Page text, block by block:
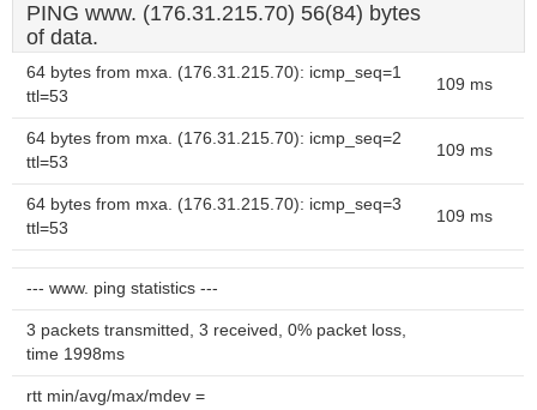
PING www. (176.31.215.70) 56(84) bytes
of data.
64 bytes from mxa. (176.31.215.70): icmp_seq=1
ttl=53
109 ms
64 bytes from mxa. (176.31.215.70): icmp_seq=2
ttl=53
109 ms
64 bytes from mxa. (176.31.215.70): icmp_seq=3
ttl=53
109 ms
--- www. ping statistics ---
3 packets transmitted, 3 received, 0% packet loss,
time 1998ms
rtt min/avg/max/mdev =